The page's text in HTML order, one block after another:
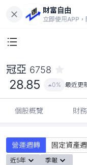
財富自由
立即使用APP，
冠亞 6758
28.85 0% 最近更
個股概覽 財
營運週轉 固定資產
近5年 季報